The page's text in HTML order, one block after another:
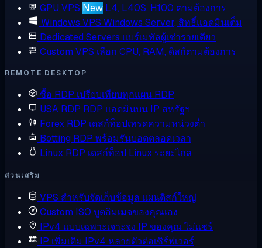
GPU VPS New L4, L40S, H100 ตามต้องการ
Windows VPS Windows Server, สิทธิ์แอดมินเต็ม
Dedicated Servers แบร์เมทัลผู้เช่ารายเดียว
Custom VPS เลือก CPU, RAM, ดิสก์ตามต้องการ
REMOTE DESKTOP
ซื้อ RDP เปรียบเทียบทุกแผน RDP
USA RDP RDP แอดมินบน IP สหรัฐฯ
Forex RDP เดสก์ท็อปเทรดความหน่วงต่ำ
Botting RDP พร้อมรันบอตตลอดเวลา
Linux RDP เดสก์ท็อป Linux ระยะไกล
ส่วนเสริม
VPS สำหรับจัดเก็บข้อมูล แผนดิสก์ใหญ่
Custom ISO บูตอิมเมจของคุณเอง
IPv4 แบบเฉพาะเจาะจง IP ของคุณ ไม่แชร์
IP เพิ่มเติม IPv4 หลายตัวต่อเซิร์ฟเวอร์